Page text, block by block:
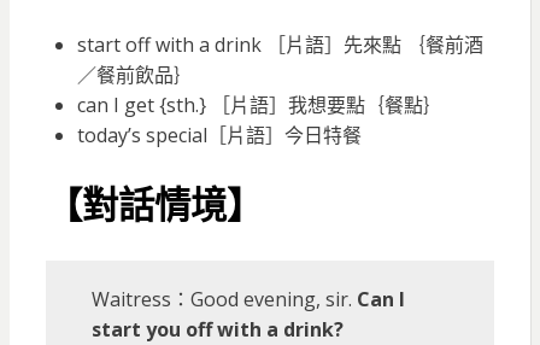
start off with a drink ［片語］先來點 ｛餐前酒
／餐前飲品｝
can I get {sth.} ［片語］我想要點｛餐點｝
today’s special［片語］今日特餐
【對話情境】
Waitress：Good evening, sir. Can I
start you off with a drink?